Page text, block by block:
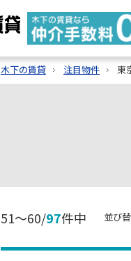
木下の賃貸 注目物件 東
51～60/97件中 並び